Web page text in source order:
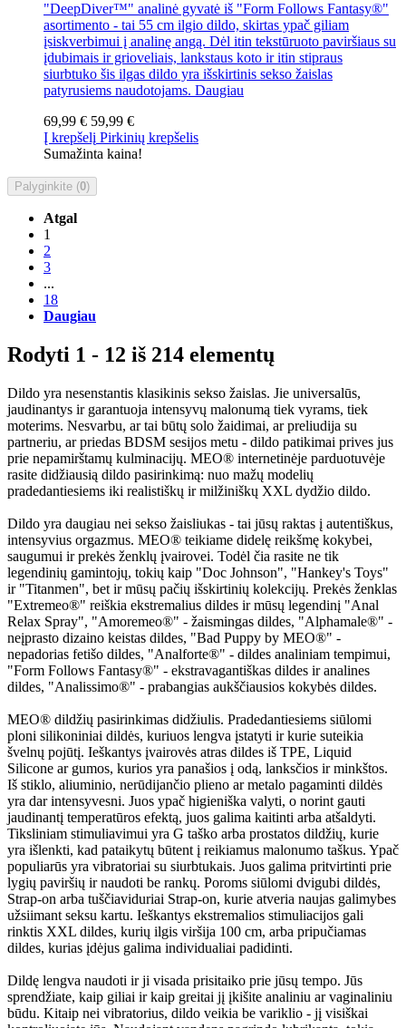
"DeepDiver™" analinė gyvatė iš "Form Follows Fantasy®"
asortimento - tai 55 cm ilgio dildo, skirtas ypač giliam
įsiskverbimui į analinę angą. Dėl itin tekstūruoto paviršiaus su
įdubimais ir grioveliais, lankstaus koto ir itin stipraus
siurbtuko šis ilgas dildo yra išskirtinis sekso žaislas
patyrusiems naudotojams. Daugiau
69,99 € 59,99 €
Į krepšelį Pirkinių krepšelis
Sumažinta kaina!
Palyginkite (0)
Atgal
1
2
3
...
18
Daugiau
Rodyti 1 - 12 iš 214 elementų
Dildo yra nesenstantis klasikinis sekso žaislas. Jie universalūs,
jaudinantys ir garantuoja intensyvų malonumą tiek vyrams, tiek
moterims. Nesvarbu, ar tai būtų solo žaidimai, ar preliudija su
partneriu, ar priedas BDSM sesijos metu - dildo patikimai prives jus
prie nepamirštamų kulminacijų. MEO® internetinėje parduotuvėje
rasite didžiausią dildo pasirinkimą: nuo mažų modelių
pradedantiesiems iki realistiškų ir milžiniškų XXL dydžio dildo.
Dildo yra daugiau nei sekso žaisliukas - tai jūsų raktas į autentiškus,
intensyvius orgazmus. MEO® teikiame didelę reikšmę kokybei,
saugumui ir prekės ženklų įvairovei. Todėl čia rasite ne tik
legendinių gamintojų, tokių kaip "Doc Johnson", "Hankey's Toys"
ir "Titanmen", bet ir mūsų pačių išskirtinių kolekcijų. Prekės ženklas
"Extremeo®" reiškia ekstremalius dildes ir mūsų legendinį "Anal
Relax Spray", "Amoremeo®" - žaismingas dildes, "Alphamale®" -
neįprasto dizaino keistas dildes, "Bad Puppy by MEO®" -
nepadorias fetišo dildes, "Analforte®" - dildes analiniam tempimui,
"Form Follows Fantasy®" - ekstravagantiškas dildes ir analines
dildes, "Analissimo®" - prabangias aukščiausios kokybės dildes.
MEO® dildžių pasirinkimas didžiulis. Pradedantiesiems siūlomi
ploni silikoniniai dildės, kuriuos lengva įstatyti ir kurie suteikia
švelnų pojūtį. Ieškantys įvairovės atras dildes iš TPE, Liquid
Silicone ar gumos, kurios yra panašios į odą, lanksčios ir minkštos.
Iš stiklo, aliuminio, nerūdijančio plieno ar metalo pagaminti dildės
yra dar intensyvesni. Juos ypač higieniška valyti, o norint gauti
jaudinantį temperatūros efektą, juos galima kaitinti arba atšaldyti.
Tiksliniam stimuliavimui yra G taško arba prostatos dildžių, kurie
yra išlenkti, kad pataikytų būtent į reikiamus malonumo taškus. Ypač
populiarūs yra vibratoriai su siurbtukais. Juos galima pritvirtinti prie
lygių paviršių ir naudoti be rankų. Poroms siūlomi dvigubi dildės,
Strap-on arba tuščiaviduriai Strap-on, kurie atveria naujas galimybes
užsiimant seksu kartu. Ieškantys ekstremalios stimuliacijos gali
rinktis XXL dildes, kurių ilgis viršija 100 cm, arba pripučiamas
dildes, kurias įdėjus galima individualiai padidinti.
Dildę lengva naudoti ir ji visada prisitaiko prie jūsų tempo. Jūs
sprendžiate, kaip giliai ir kaip greitai jį įkišite analiniu ar vaginaliniu
būdu. Kitaip nei vibratorius, dildo veikia be variklio - jį visiškai